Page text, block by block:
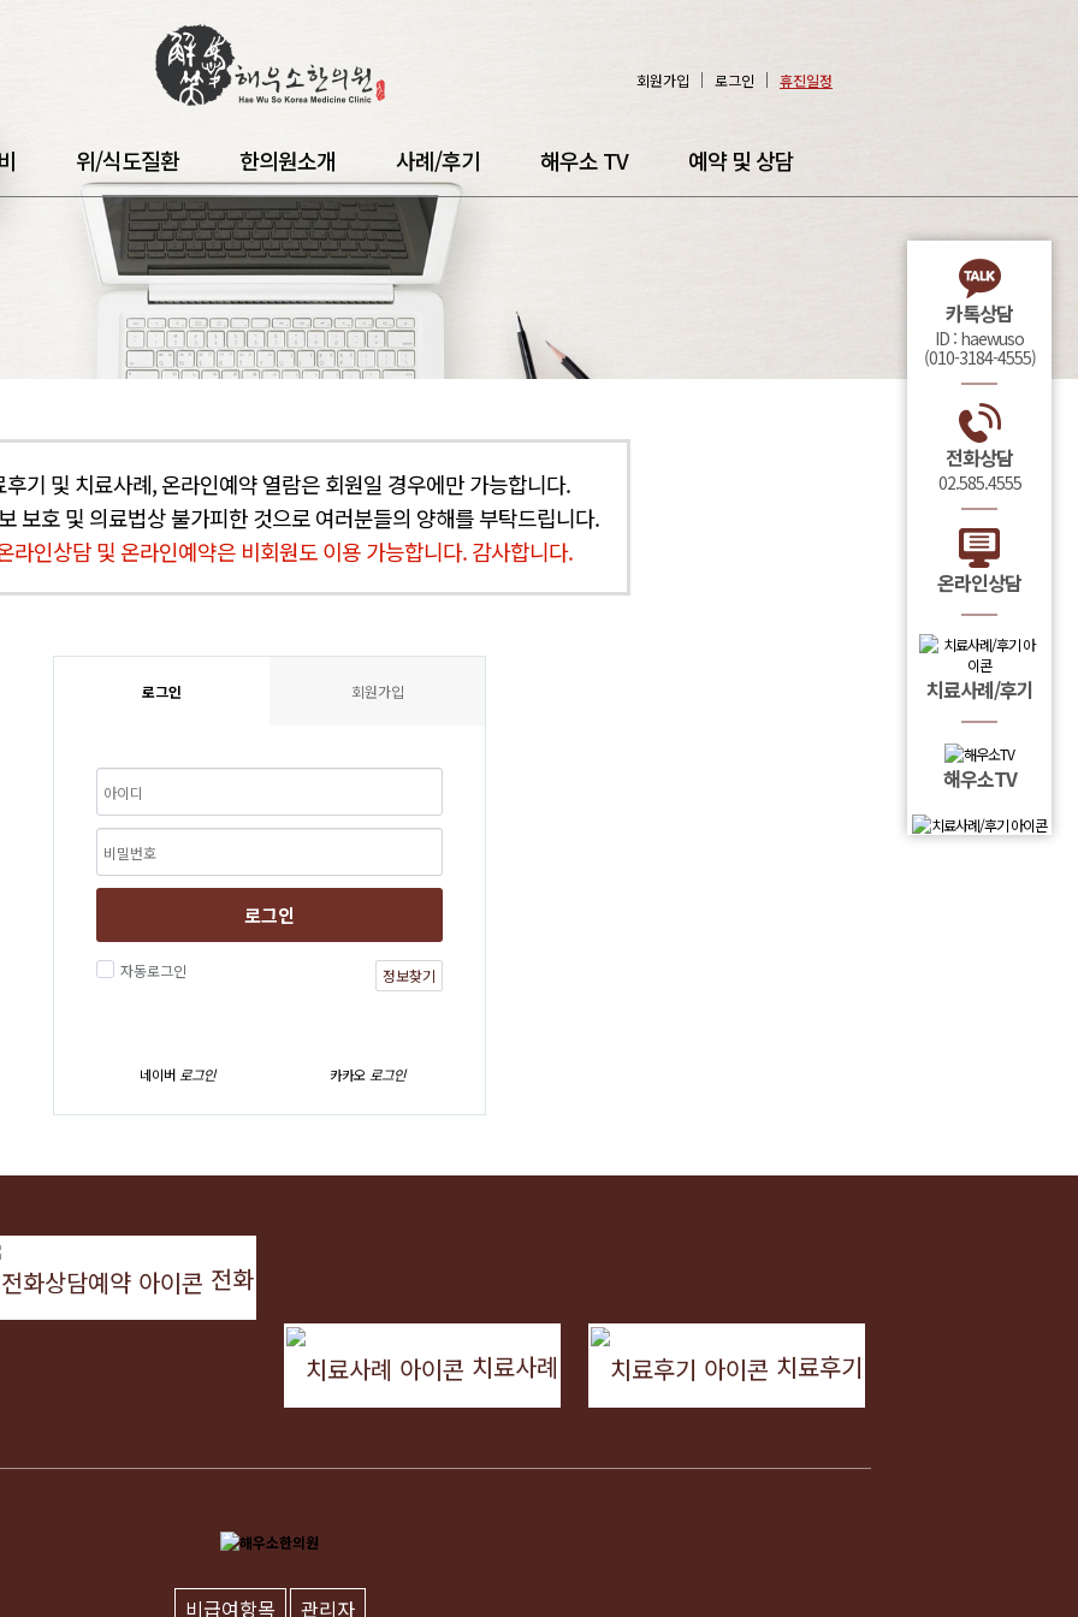
회원가입 로그인 휴진일정
위/식도질환 한의원소개 사례/후기 해우소 TV 예약 및 상담
후기 및 치료사례, 온라인예약 열람은 회원일 경우에만 가능합니다.
보호 및 의료법상 불가피한 것으로 여러분들의 양해를 부탁드립니다.
라인상담 및 온라인예약은 비회원도 이용 가능합니다. 감사합니다.
로그인 회원가입
로그인
자동로그인 정보찾기
네이버 로그인 카카오로그인
카톡상담
ID : haewuso
(010-3184-4555)
전화상담
02.585.4555
온라인상담
치료사례/후기
해우소TV
전화
치료사례 치료후기
비급여항목 관리자